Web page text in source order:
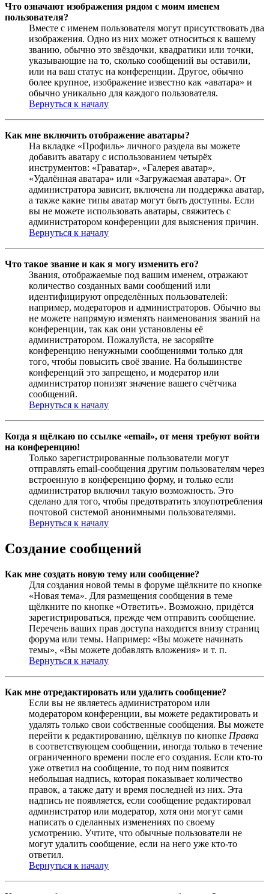
Что означают изображения рядом с моим именем
пользователя?
Вместе с именем пользователя могут присутствовать два
изображения. Одно из них может относиться к вашему
званию, обычно это звёздочки, квадратики или точки,
указывающие на то, сколько сообщений вы оставили,
или на ваш статус на конференции. Другое, обычно
более крупное, изображение известно как «аватара» и
обычно уникально для каждого пользователя.
Вернуться к началу
Как мне включить отображение аватары?
На вкладке «Профиль» личного раздела вы можете
добавить аватару с использованием четырёх
инструментов: «Граватар», «Галерея аватар»,
«Удалённая аватара» или «Загружаемая аватара». От
администратора зависит, включена ли поддержка аватар,
а также какие типы аватар могут быть доступны. Если
вы не можете использовать аватары, свяжитесь с
администратором конференции для выяснения причин.
Вернуться к началу
Что такое звание и как я могу изменить его?
Звания, отображаемые под вашим именем, отражают
количество созданных вами сообщений или
идентифицируют определённых пользователей:
например, модераторов и администраторов. Обычно вы
не можете напрямую изменять наименования званий на
конференции, так как они установлены её
администратором. Пожалуйста, не засоряйте
конференцию ненужными сообщениями только для
того, чтобы повысить своё звание. На большинстве
конференций это запрещено, и модератор или
администратор понизят значение вашего счётчика
сообщений.
Вернуться к началу
Когда я щёлкаю по ссылке «email», от меня требуют войти
на конференцию!
Только зарегистрированные пользователи могут
отправлять email-сообщения другим пользователям через
встроенную в конференцию форму, и только если
администратор включил такую возможность. Это
сделано для того, чтобы предотвратить злоупотребления
почтовой системой анонимными пользователями.
Вернуться к началу
Создание сообщений
Как мне создать новую тему или сообщение?
Для создания новой темы в форуме щёлкните по кнопке
«Новая тема». Для размещения сообщения в теме
щёлкните по кнопке «Ответить». Возможно, придётся
зарегистрироваться, прежде чем отправить сообщение.
Перечень ваших прав доступа находится внизу страниц
форума или темы. Например: «Вы можете начинать
темы», «Вы можете добавлять вложения» и т. п.
Вернуться к началу
Как мне отредактировать или удалить сообщение?
Если вы не являетесь администратором или
модератором конференции, вы можете редактировать и
удалять только свои собственные сообщения. Вы можете
перейти к редактированию, щёлкнув по кнопке Правка
в соответствующем сообщении, иногда только в течение
ограниченного времени после его создания. Если кто-то
уже ответил на сообщение, то под ним появится
небольшая надпись, которая показывает количество
правок, а также дату и время последней из них. Эта
надпись не появляется, если сообщение редактировал
администратор или модератор, хотя они могут сами
написать о сделанных изменениях по своему
усмотрению. Учтите, что обычные пользователи не
могут удалить сообщение, если на него уже кто-то
ответил.
Вернуться к началу